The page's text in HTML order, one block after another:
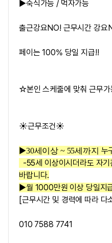
▶숙식가능 / 먹자가능
출근강요NO! 근무시간 강요
페이는 100% 당일 지급!!
☆본인 스케줄에 맞춰 근무가
☀️근무조건☀️
▶30세이상 ~ 55세까지 누
-55세 이상이시더라도 자
바랍니다.
▶월 1000만원 이상 당일지
[근무시간 및 경력에 따라 다
010 7588 7741